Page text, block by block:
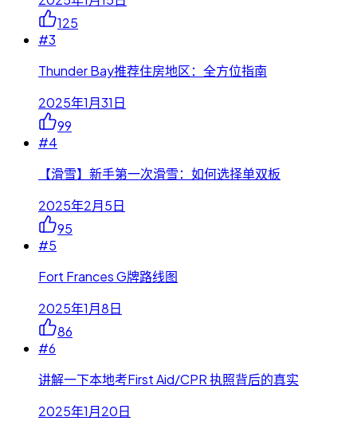
125
#3
Thunder Bay推荐住房地区：全方位指南
2025年1月31日
99
#4
【滑雪】新手第一次滑雪：如何选择单双板
2025年2月5日
95
#5
Fort Frances G牌路线图
2025年1月8日
86
#6
讲解一下本地考First Aid/CPR 执照背后的真实
2025年1月20日